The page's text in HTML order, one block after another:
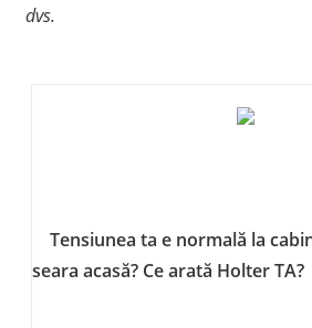
dvs.
Tensiunea ta e normală la
seara acasă? Ce arată Holter TA?